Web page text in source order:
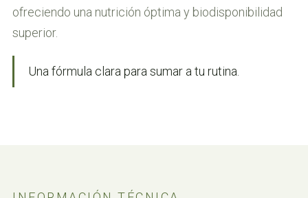
ofreciendo una nutrición óptima y biodisponibilidad
superior.
Una fórmula clara para sumar a tu rutina.